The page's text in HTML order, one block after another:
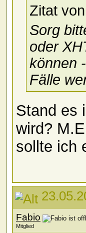
Zitat von
Sorg
oder
können
Fälle
Stand es
wird?
sollte ich
Fabio
Mitglied